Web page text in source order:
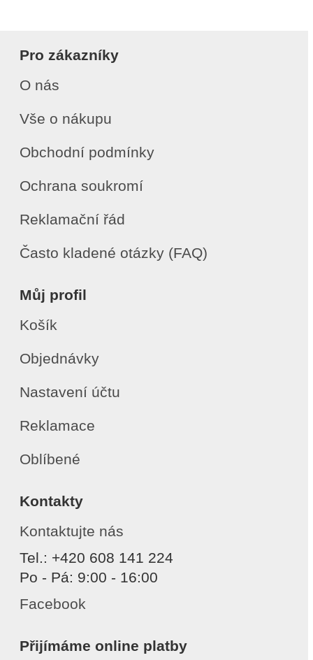
Pro zákazníky
O nás
Vše o nákupu
Obchodní podmínky
Ochrana soukromí
Reklamační řád
Často kladené otázky (FAQ)
Můj profil
Košík
Objednávky
Nastavení účtu
Reklamace
Oblíbené
Kontakty
Kontaktujte nás
Tel.: +420 608 141 224
Po - Pá: 9:00 - 16:00
Facebook
Přijímáme online platby